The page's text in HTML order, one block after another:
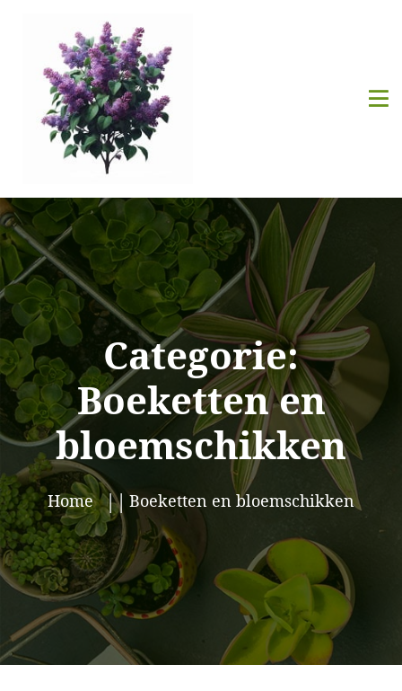
Categorie:
Boeketten en
bloemschikken
Home Boeketten en bloemschikken